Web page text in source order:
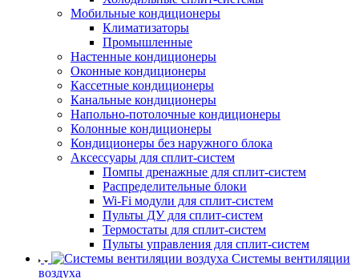
Мобильные кондиционеры
Климатизаторы
Промышленные
Настенные кондиционеры
Оконные кондиционеры
Кассетные кондиционеры
Канальные кондиционеры
Напольно-потолочные кондиционеры
Колонные кондиционеры
Кондиционеры без наружного блока
Аксессуары для сплит-систем
Помпы дренажные для сплит-систем
Распределительные блоки
Wi-Fi модули для сплит-систем
Пульты ДУ для сплит-систем
Термостаты для сплит-систем
Пульты управления для сплит-систем
Системы вентиляции
воздуха